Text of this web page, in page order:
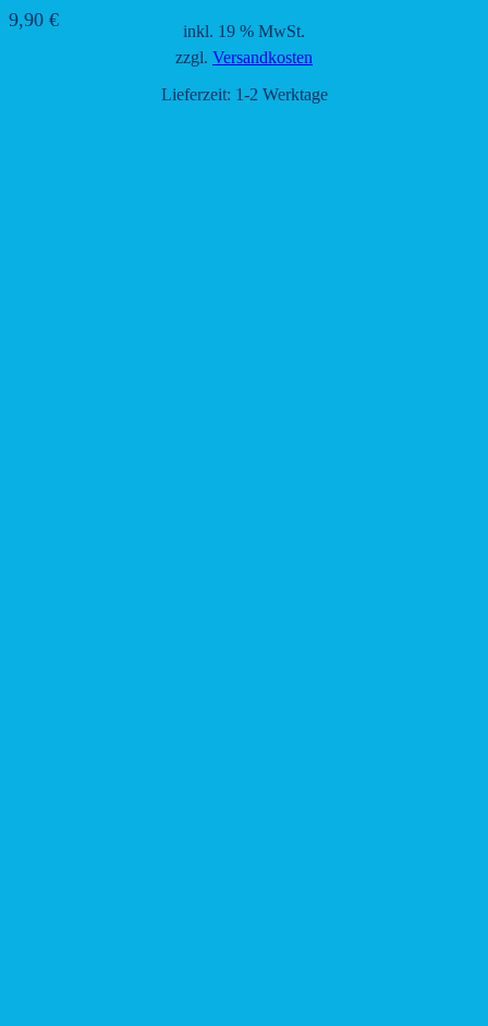
9,90 €
inkl. 19 % MwSt.
zzgl. Versandkosten
Lieferzeit: 1-2 Werktage